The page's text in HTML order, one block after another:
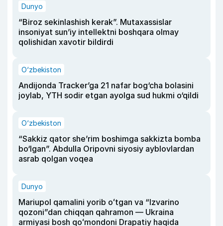
Dunyo
“Biroz sekinlashish kerak”. Mutaxassislar
insoniyat sun’iy intellektni boshqara olmay
qolishidan xavotir bildirdi
O‘zbekiston
Andijonda Tracker’ga 21 nafar bog‘cha bolasini
joylab, YTH sodir etgan ayolga sud hukmi o‘qildi
O‘zbekiston
“Sakkiz qator she’rim boshimga sakkizta bomba
bo‘lgan”. Abdulla Oripovni siyosiy ayblovlardan
asrab qolgan voqea
Dunyo
Mariupol qamalini yorib oʻtgan va “Izvarino
qozoni”dan chiqqan qahramon — Ukraina
armiyasi bosh qoʻmondoni Drapatiy haqida